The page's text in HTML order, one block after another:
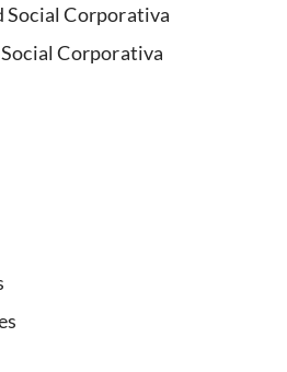
Social Corporativa
Corporativa